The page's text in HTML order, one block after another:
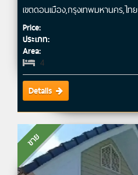
เขตดอนเมือง,กรุงเทพมหานคร,ไทย
Price:
ประเภท:
Area:
4
Details
ขาย